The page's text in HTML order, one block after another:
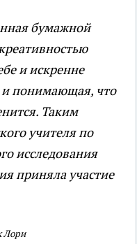
бумажной
и искренне
и понимающая, что
Таким
учителя по
исследования
приняла участие
Лори